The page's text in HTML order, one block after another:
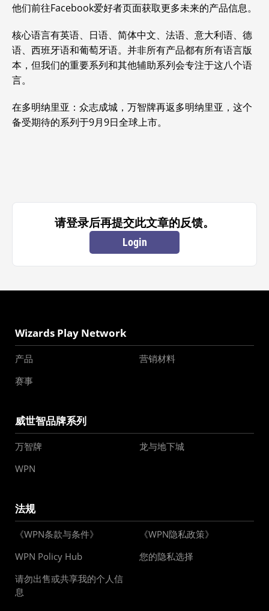
他们前往Facebook爱好者页面获取更多未来的产品信息。
核心语言有英语、日语、简体中文、法语、意大利语、德
语、西班牙语和葡萄牙语。并非所有产品都有所有语言版
本，但我们的重要系列和其他辅助系列会专注于这八个语
言。
在多明纳里亚：众志成城，万智牌再返多明纳里亚，这个
备受期待的系列于9月9日全球上市。
请登录后再提交此文章的反馈。
Login
Wizards Play Network
产品
营销材料
赛事
威世智品牌系列
万智牌
龙与地下城
WPN
法规
《WPN条款与条件》
《WPN隐私政策》
WPN Policy Hub
您的隐私选择
请勿出售或共享我的个人信
息